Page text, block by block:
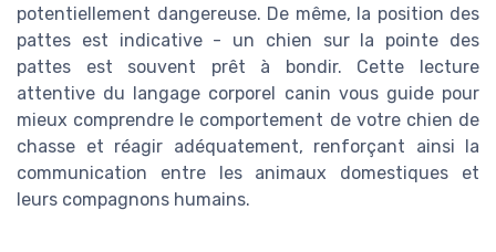
potentiellement dangereuse. De même, la position des
pattes est indicative - un chien sur la pointe des
pattes est souvent prêt à bondir. Cette lecture
attentive du langage corporel canin vous guide pour
mieux comprendre le comportement de votre chien de
chasse et réagir adéquatement, renforçant ainsi la
communication entre les animaux domestiques et
leurs compagnons humains.